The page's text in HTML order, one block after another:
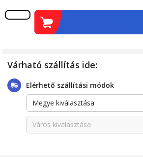
Várható szállítás ide:
Elérhető szállítási módok
Megye kiválasztása
Város kiválasztása